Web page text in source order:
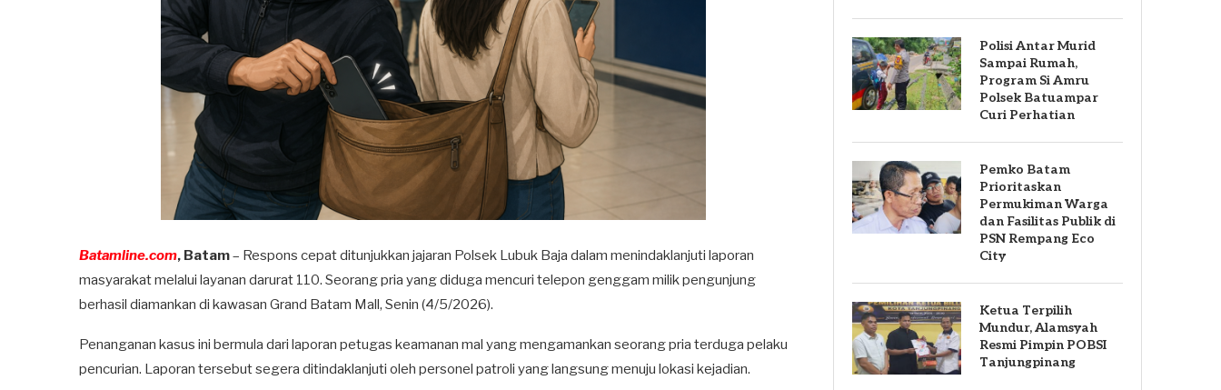
Batamline.com, Batam– Respons cepat ditunjukkan jajaran Polsek Lubuk Baja dalam menindaklanjuti laporan
masyarakat melalui layanan darurat 110. Seorang pria yang diduga mencuri telepon genggam milik pengunjung
berhasil diamankan di kawasan Grand Batam Mall, Senin (4/5/2026).
Penanganan kasus ini bermula dari laporan petugas keamanan mal yang mengamankan seorang pria terduga pelaku
pencurian. Laporan tersebut segera ditindaklanjuti oleh personel patroli yang langsung menuju lokasi kejadian.
Polisi Antar Murid
Sampai Rumah,
Program Si Amru
Polsek Batuampar
Curi Perhatian
Pemko Batam
Prioritaskan
Permukiman Warga
dan Fasilitas Publik di
PSN Rempang Eco
City
Ketua Terpilih
Mundur, Alamsyah
Resmi Pimpin POBSI
Tanjungpinang